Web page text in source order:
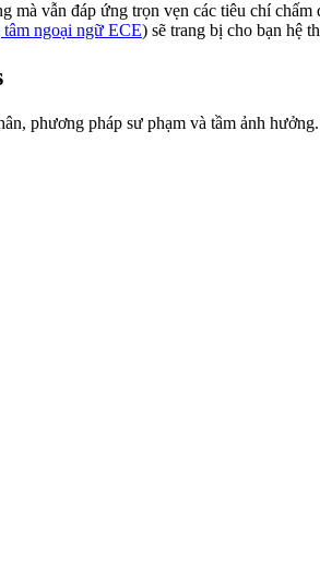
vẫn đáp ứng trọn vẹn các tiêu chí
tâm ngoại ngữ ECE) sẽ trang bị cho bạn hệ
phương pháp sư phạm và tầm ảnh